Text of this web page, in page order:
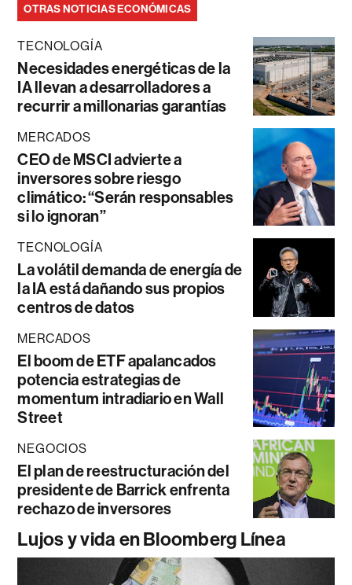
OTRAS NOTICIAS ECONÓMICAS
TECNOLOGÍA
Necesidades energéticas de la
IA llevan a desarrolladores a
recurrir a millonarias garantías
MERCADOS
CEO de MSCI advierte a
inversores sobre riesgo
climático: “Serán responsables
si lo ignoran”
TECNOLOGÍA
La volátil demanda de energía de
la IA está dañando sus propios
centros de datos
MERCADOS
El boom de ETF apalancados
potencia estrategias de
momentum intradiario en Wall
Street
NEGOCIOS
El plan de reestructuración del
presidente de Barrick enfrenta
rechazo de inversores
Lujos y vida en Bloomberg Línea